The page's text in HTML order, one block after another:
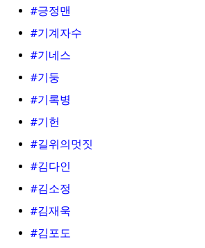
#긍정맨
#기계자수
#기네스
#기둥
#기록병
#기헌
#길위의멋짓
#김다인
#김소정
#김재욱
#김포도